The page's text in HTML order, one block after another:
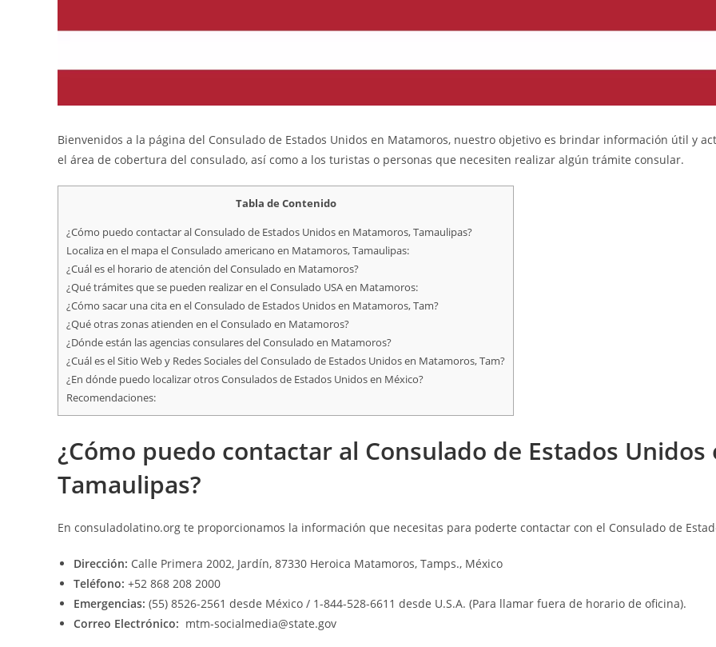
Bienvenidos a la página del Consulado de Estados Unidos en Matamoros, nuestro objetivo es brindar información útil y
el área de cobertura del consulado, así como a los turistas o personas que necesiten realizar algún trámite consular.
Tabla de Contenido
¿Cómo puedo contactar al Consulado de Estados Unidos en Matamoros, Tamaulipas?
Localiza en el mapa el Consulado americano en Matamoros, Tamaulipas:
¿Cuál es el horario de atención del Consulado en Matamoros?
¿Qué trámites que se pueden realizar en el Consulado USA en Matamoros:
¿Cómo sacar una cita en el Consulado de Estados Unidos en Matamoros, Tam?
¿Qué otras zonas atienden en el Consulado en Matamoros?
¿Dónde están las agencias consulares del Consulado en Matamoros?
¿Cuál es el Sitio Web y Redes Sociales del Consulado de Estados Unidos en Matamoros, Tam?
¿En dónde puedo localizar otros Consulados de Estados Unidos en México?
Recomendaciones:
¿Cómo puedo contactar al Consulado de Estados
Tamaulipas?
En consuladolatino.org te proporcionamos la información que necesitas para poderte contactar con el Consulado de
Dirección: Calle Primera 2002, Jardín, 87330 Heroica Matamoros, Tamps., México
Teléfono: +52 868 208 2000
Emergencias: (55) 8526-2561 desde México / 1-844-528-6611 desde U.S.A. (Para llamar fuera de horario de oficina).
Correo Electrónico: mtm-socialmedia@state.gov